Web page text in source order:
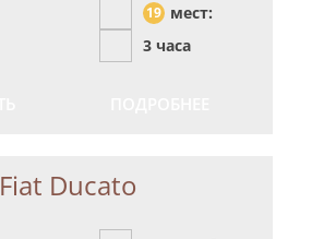
19 мест:
3 часа
Fiat Ducato